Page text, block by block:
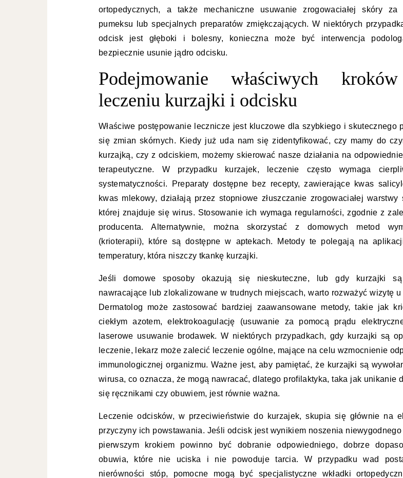
ortopedycznych, a także mechaniczne usuwanie zrogowaciałej skóry za
pumeksu lub specjalnych preparatów zmiękczających. W niektórych
odcisk jest głęboki i bolesny, konieczna może być interwencja
bezpiecznie usunie jądro odcisku.
Podejmowanie właściwych
leczeniu kurzajki i odcisku
Właściwe postępowanie lecznicze jest kluczowe dla szybkiego i skutecznego
się zmian skórnych. Kiedy już uda nam się zidentyfikować, czy mamy do
kurzajką, czy z odciskiem, możemy skierować nasze działania na
terapeutyczne. W przypadku kurzajek, leczenie często wymaga
systematyczności. Preparaty dostępne bez recepty, zawierające kwas
kwas mlekowy, działają przez stopniowe złuszczanie zrogowaciałej warstwy
której znajduje się wirus. Stosowanie ich wymaga regularności, zgodnie z
producenta. Alternatywnie, można skorzystać z domowych metod
(krioterapii), które są dostępne w aptekach. Metody te polegają na
temperatury, która niszczy tkankę kurzajki.
Jeśli domowe sposoby okazują się nieskuteczne, lub gdy kurzajki
nawracające lub zlokalizowane w trudnych miejscach, warto rozważyć wizytę u
Dermatolog może zastosować bardziej zaawansowane metody, takie jak
ciekłym azotem, elektrokoagulację (usuwanie za pomocą prądu
laserowe usuwanie brodawek. W niektórych przypadkach, gdy kurzajki są
leczenie, lekarz może zalecić leczenie ogólne, mające na celu wzmocnienie
immunologicznej organizmu. Ważne jest, aby pamiętać, że kurzajki są
wirusa, co oznacza, że mogą nawracać, dlatego profilaktyka, taka jak unikanie
się ręcznikami czy obuwiem, jest równie ważna.
Leczenie odcisków, w przeciwieństwie do kurzajek, skupia się głównie na
przyczyny ich powstawania. Jeśli odcisk jest wynikiem noszenia
pierwszym krokiem powinno być dobranie odpowiedniego, dobrze
obuwia, które nie uciska i nie powoduje tarcia. W przypadku wad
nierówności stóp, pomocne mogą być specjalistyczne wkładki